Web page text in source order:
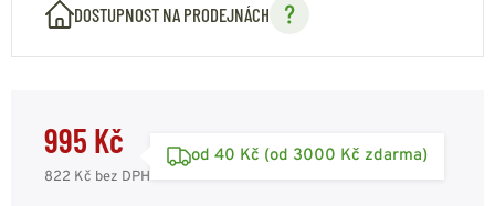
DOSTUPNOST NA PRODEJNÁCH
995 Kč
822 Kč bez DPH
od 40 Kč (od 3000 Kč zdarma)